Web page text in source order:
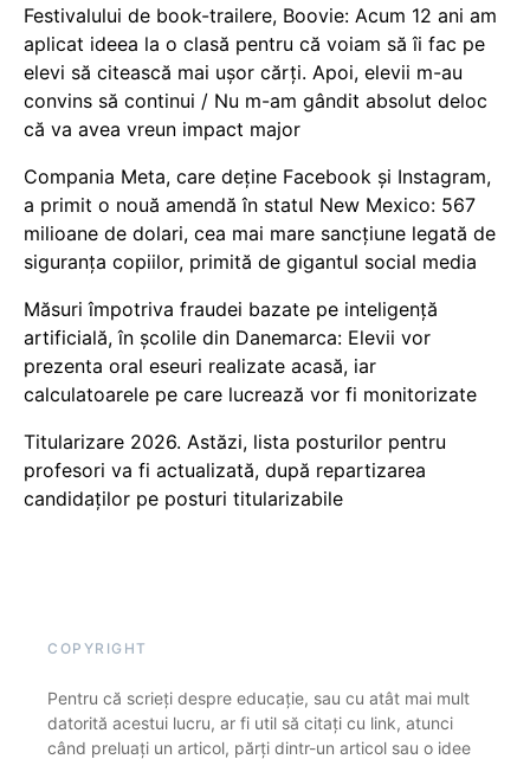
Festivalului de book-trailere, Boovie: Acum 12 ani am
aplicat ideea la o clasă pentru că voiam să îi fac pe
elevi să citească mai ușor cărți. Apoi, elevii m-au
convins să continui / Nu m-am gândit absolut deloc
că va avea vreun impact major
Compania Meta, care deține Facebook și Instagram,
a primit o nouă amendă în statul New Mexico: 567
milioane de dolari, cea mai mare sancțiune legată de
siguranța copiilor, primită de gigantul social media
Măsuri împotriva fraudei bazate pe inteligență
artificială, în școlile din Danemarca: Elevii vor
prezenta oral eseuri realizate acasă, iar
calculatoarele pe care lucrează vor fi monitorizate
Titularizare 2026. Astăzi, lista posturilor pentru
profesori va fi actualizată, după repartizarea
candidaților pe posturi titularizabile
COPYRIGHT
Pentru că scrieți despre educație, sau cu atât mai mult
datorită acestui lucru, ar fi util să citați cu link, atunci
când preluați un articol, părți dintr-un articol sau o idee